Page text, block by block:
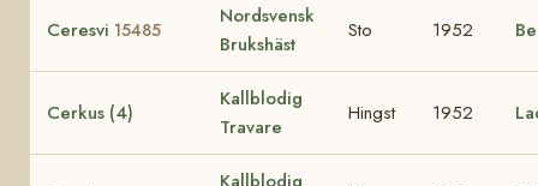
Ceresvi 15485
Nordsvensk
Brukshäst
Sto 1952
Cerkus (4)
Kallblodig
Travare
Hingst 1952
Kallblodig